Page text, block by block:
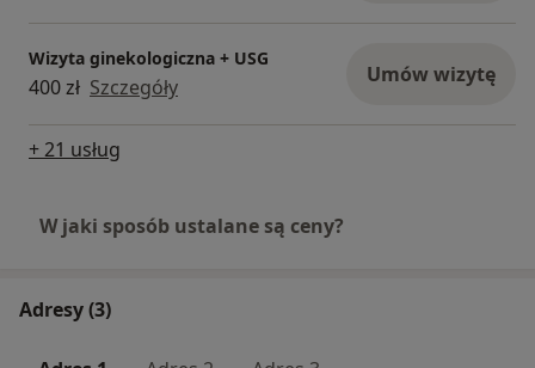
Wizyta ginekologiczna + USG
400 zł Szczegóły Umów wizytę
+ 21 usług
W jaki sposób ustalane są ceny?
Adresy (3)